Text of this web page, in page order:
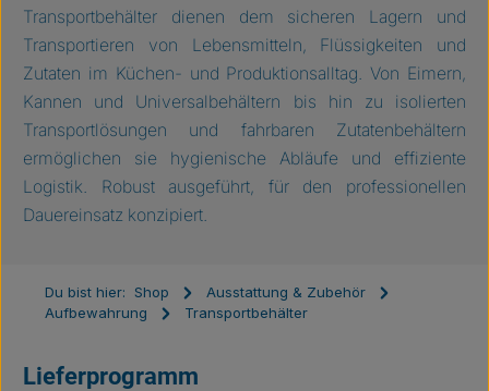
Transportbehälter dienen dem sicheren Lagern und
Transportieren von Lebensmitteln, Flüssigkeiten und
Zutaten im Küchen- und Produktionsalltag. Von Eimern,
Kannen und Universalbehältern bis hin zu isolierten
Transportlösungen und fahrbaren Zutatenbehältern
ermöglichen sie hygienische Abläufe und effiziente
Logistik. Robust ausgeführt, für den professionellen
Dauereinsatz konzipiert.
Du bist hier: Shop
Ausstattung & Zubehör
Aufbewahrung
Transportbehälter
Lieferprogramm